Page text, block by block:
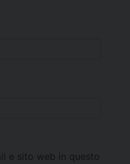
e sito web in questo